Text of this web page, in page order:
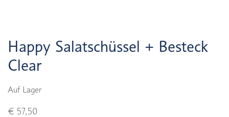
Happy Salatschüssel + Besteck
Clear
Auf Lager
€ 57,50